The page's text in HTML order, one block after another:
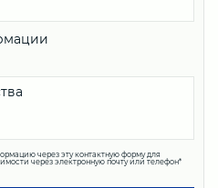
через эту контактную форму для
через электронную почту или телефон*